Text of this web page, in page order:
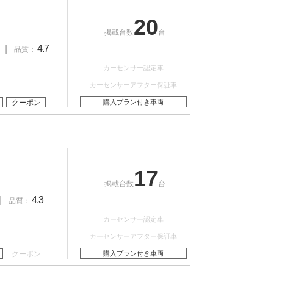
品質： 4.7
クーポン
掲載台数20台
カーセンサー認定車
カーセンサーアフター保証車
購入プラン付き車両
品質： 4.3
クーポン
掲載台数 17台
カーセンサー認定車
カーセンサーアフター保証車
購入プラン付き車両